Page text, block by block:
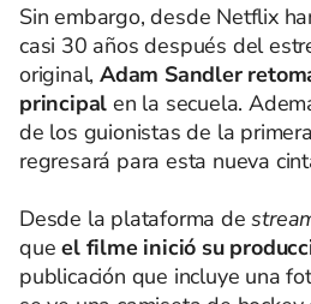
Sin embargo, desde Netflix
casi 30 años después del
original, Adam Sandler
principalen la secuela.
de los guionistas de la
regresará para esta nueva
Desde la plataforma de
queel filme inició su
publicación que incluye una